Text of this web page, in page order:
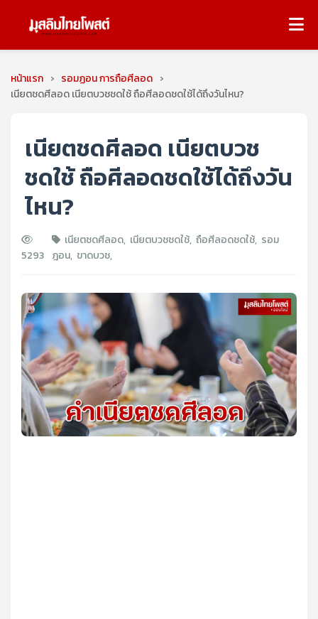
หน้าแรก › รอมฏอน การถือศีลอด ›
เนียตชดศีลอด เนียตบวชชดใช้ ถือศีลอดชดใช้ได้ถึงวันไหน?
เนียตชดศีลอด เนียตบวช
ชดใช้ ถือศีลอดชดใช้ได้ถึงวัน
ไหน?
5293
เนียตชดศีลอด, เนียตบวชชดใช้, ถือศีลอดชดใช้, รอม
ฎอน, ขาดบวช,